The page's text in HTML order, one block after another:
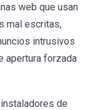
web que usan
mal escritas,
intrusivos
apertura forzada
de